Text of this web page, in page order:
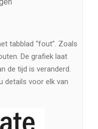
tabblad “fout”. Zoals
De grafiek laat
de tijd is veranderd.
details voor elk van